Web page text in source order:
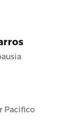
Pacifico